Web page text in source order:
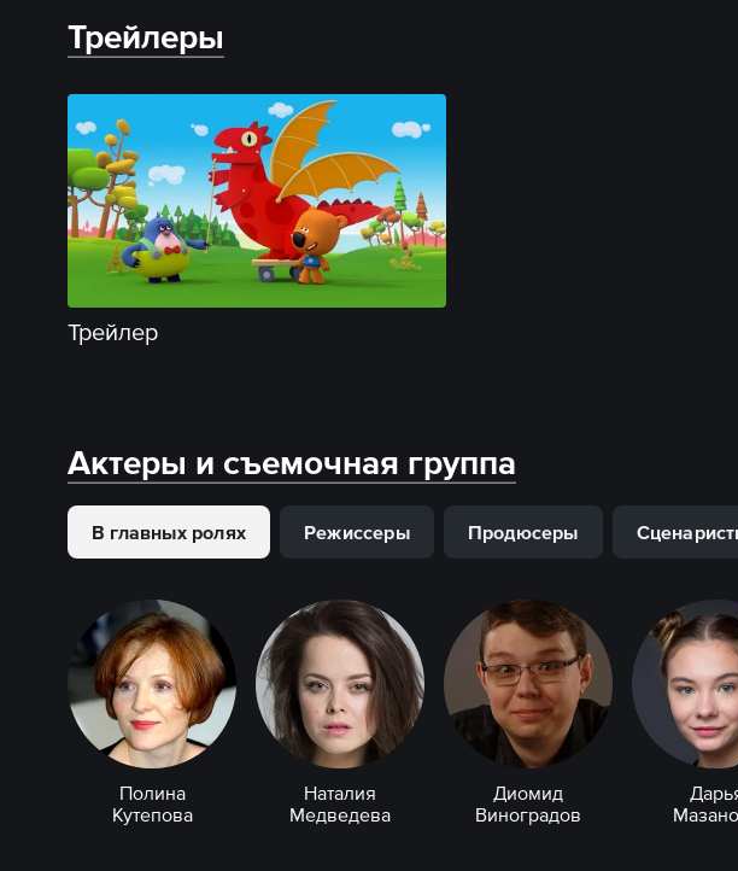
Трейлеры
Трейлер
Актеры и съемочная группа
В главных ролях Режиссеры Продюсеры
Полина
Кутепова
Наталия
Медведева
Диомид
Виноградов